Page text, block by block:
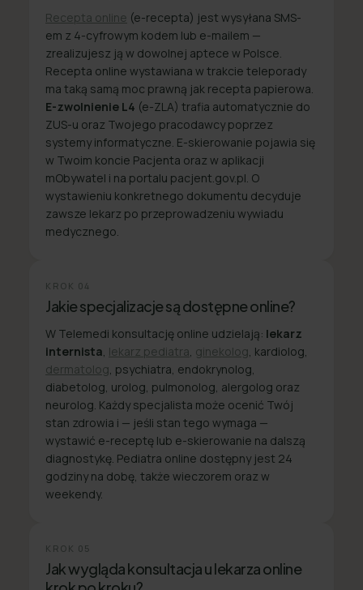
Recepta online (e-recepta) jest wysyłana SMS-
em z 4-cyfrowym kodem lub e-mailem —
zrealizujesz ją w dowolnej aptece w Polsce.
Recepta online wystawiana w trakcie teleporady
ma taką samą moc prawną jak recepta papierowa.
E-zwolnienie L4 (e-ZLA) trafia automatycznie do
ZUS-u oraz Twojego pracodawcy poprzez
systemy informatyczne. E-skierowanie pojawia się
w Twoim koncie Pacjenta oraz w aplikacji
mObywatel i na portalu pacjent.gov.pl. O
wystawieniu konkretnego dokumentu decyduje
zawsze lekarz po przeprowadzeniu wywiadu
medycznego.
KROK 04
Jakie specjalizacje są dostępne online?
W Telemedi konsultację online udzielają: lekarz
internista lekarz pediatra ginekolog , kardiolog,
dermatolog , psychiatra, endokrynolog,
diabetolog, urolog, pulmonolog, alergolog oraz
neurolog. Każdy specjalista może ocenić Twój
stan zdrowia i — jeśli stan tego wymaga —
wystawić e-receptę lub e-skierowanie na dalszą
diagnostykę. Pediatra online dostępny jest 24
godziny na dobę, także wieczorem oraz w
weekendy.
KROK 05
Jak wygląda konsultacja u lekarza online